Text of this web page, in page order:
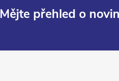
Mějte přehled o